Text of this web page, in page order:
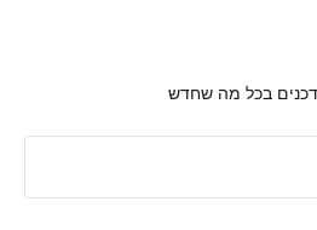
בכל מה שחדש